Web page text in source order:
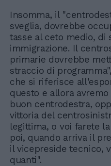
Insomma, il
sveglia, dovrebbe
tasse al ceto medio, di
immigrazione. Il
primarie dovrebbe
straccio di
che si riferisce
questo e allora
buon centrodestra,
vittoria del
legittima, o voi farete
poi, quando arriva il
il vicepreside tecnico,
quanti".